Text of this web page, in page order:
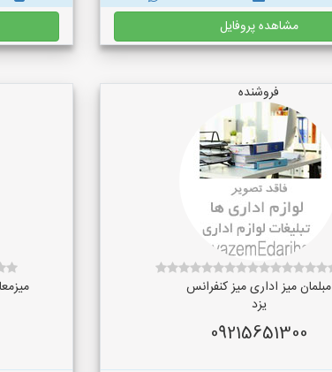
مشاهده پروفایل
فروشنده
مبلمان میز اداری میز کنفرانس
یزد
09215651300